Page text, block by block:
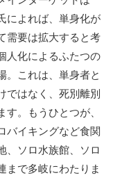
によれば、単身化が
需要は拡大すると考
人化によるふたつの
。これは、単身者と
ではなく、死別離別
。もうひとつが、
バイキングなど食関
、ソロ水族館、ソロ
まで多岐にわたりま